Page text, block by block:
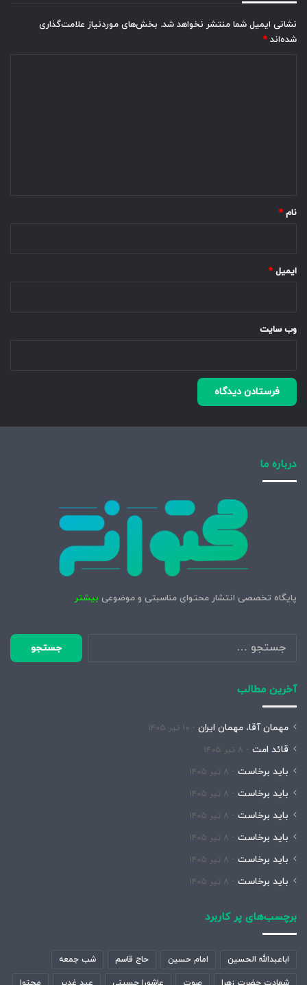
نشانی ایمیل شما منتشر نخواهد شد. بخش‌های موردنیاز علامت‌گذاری
شده‌اند *
نام *
ایمیل *
وب‌ سایت
درباره ما
پایگاه تخصصی انتشار محتوای مناسبتی و موضوعی بیشتر
جستجو
برای:
آخرین مطالب
مهمان آقا، مهمان ایران ۱۰ تیر ۱۴۰۵
قائد امت ۸ تیر ۱۴۰۵
باید برخاست ۸ تیر ۱۴۰۵
باید برخاست ۸ تیر ۱۴۰۵
باید برخاست ۸ تیر ۱۴۰۵
باید برخاست ۸ تیر ۱۴۰۵
باید برخاست ۸ تیر ۱۴۰۵
باید برخاست ۸ تیر ۱۴۰۵
برچسب‌های پر کاربرد
اباعبدالله الحسین امام حسین حاج قاسم شب جمعه
شهادت حضرت زهرا صوت عاشورا حسینی عید غدیر محتوا